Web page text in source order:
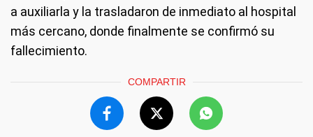
a auxiliarla y la trasladaron de inmediato al hospital
más cercano, donde finalmente se confirmó su
fallecimiento.
COMPARTIR